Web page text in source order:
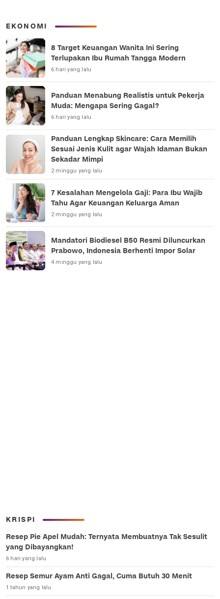
EKONOMI
8 Target Keuangan Wanita Ini Sering
Terlupakan Ibu Rumah Tangga Modern
6 hari yang lalu
Panduan Menabung Realistis untuk Pekerja
Muda: Mengapa Sering Gagal?
6 hari yang lalu
Panduan Lengkap Skincare: Cara Memilih
Sesuai Jenis Kulit agar Wajah Idaman Bukan
Sekadar Mimpi
2 minggu yang lalu
7 Kesalahan Mengelola Gaji: Para Ibu Wajib
Tahu Agar Keuangan Keluarga Aman
2 minggu yang lalu
Mandatori Biodiesel B50 Resmi Diluncurkan
Prabowo, Indonesia Berhenti Impor Solar
4 minggu yang lalu
KRISPI
Resep Pie Apel Mudah: Ternyata Membuatnya Tak Sesulit
yang Dibayangkan!
6 hari yang lalu
Resep Semur Ayam Anti Gagal, Cuma Butuh 30 Menit
1 tahun yang lalu